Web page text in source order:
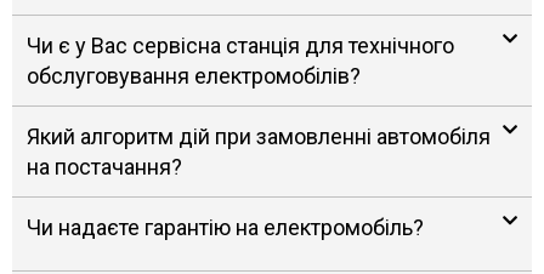
Чи є у Вас сервісна станція для технічного
обслуговування електромобілів?
Який алгоритм дій при замовленні автомобіля
на постачання?
Чи надаєте гарантію на електромобіль?